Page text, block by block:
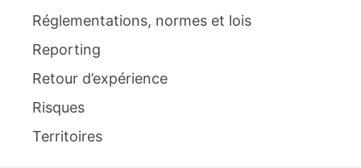
Réglementations, normes et lois
Reporting
Retour d’expérience
Risques
Territoires